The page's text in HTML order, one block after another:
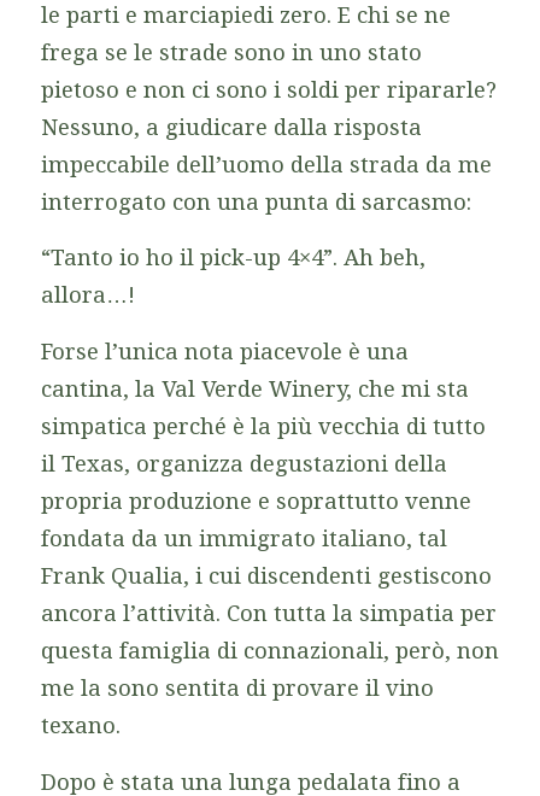
le parti e marciapiedi zero. E chi se ne
frega se le strade sono in uno stato
pietoso e non ci sono i soldi per ripararle?
Nessuno, a giudicare dalla risposta
impeccabile dell’uomo della strada da me
interrogato con una punta di sarcasmo:
“Tanto io ho il pick-up 4×4”. Ah beh,
allora…!
Forse l’unica nota piacevole è una
cantina, la Val Verde Winery, che mi sta
simpatica perché è la più vecchia di tutto
il Texas, organizza degustazioni della
propria produzione e soprattutto venne
fondata da un immigrato italiano, tal
Frank Qualia, i cui discendenti gestiscono
ancora l’attività. Con tutta la simpatia per
questa famiglia di connazionali, però, non
me la sono sentita di provare il vino
texano.
Dopo è stata una lunga pedalata fino a